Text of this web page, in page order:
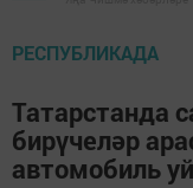
РЕСПУБЛИКАДА
Татарстанда
бирүчеләр
автомобиль